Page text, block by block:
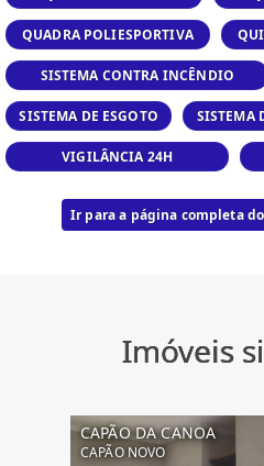
QUADRA POLIESPORTIVA
SISTEMA CONTRA INCÊNDIO
SISTEMA DE ESGOTO SISTEMA
VIGILÂNCIA 24H
Ir para a página completa
Imóveis
CAPÃO DA CANOA
CAPÃO NOVO